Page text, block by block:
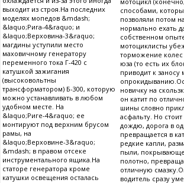
выходит из строя.На последних
моделях мопедов &mdash;
&laquo;Рига-4&raquo; и
&laquo;Верховина-3&raquo;
магдины уступили место
маховичному генератору
переменного тока Г-420 с
катушкой зажигания
(высоковольтны
трансформатором) Б-300, которую
можно устанавливать в любом
удобном месте. На
&laquo;Риге-4&raquo; ее
монтируют под верхним брусом
рамы, на
&laquo;Верховине-3&raquo;
&mdash; в правом отсеке
инструментального ящика.На
статоре генератора кроме
катушки освещения осталась
способами,
позволяли потом
нормально ехать
собственном
мотоциклисты
торможение колес
юза (то есть их
приводит к заносу
новичку на
он катит по
шины словно
асфальту. Но стоит
дождю, дорога в
превращается в
редкие капли,
пыли,
полотно,
отличную
водитель сразу